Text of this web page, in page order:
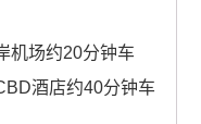
机场约20分钟车
酒店约40分钟车